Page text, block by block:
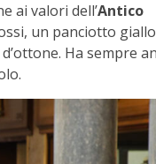
ai valori dell’Antico
un panciotto
Ha sempre